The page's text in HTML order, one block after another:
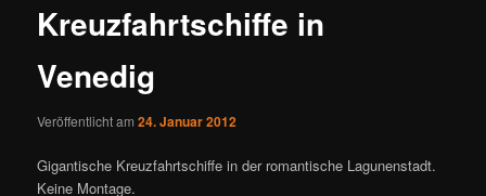
Kreuzfahrtschiffe in
Venedig
Veröffentlicht am24. Januar 2012
Gigantische Kreuzfahrtschiffe in der romantische Lagunenstadt.
Keine Montage.